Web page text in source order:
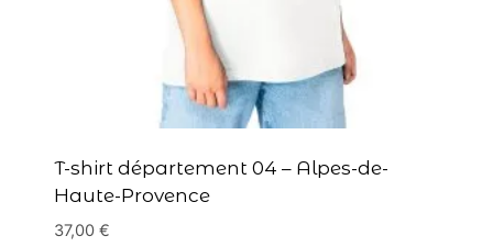
T-shirt département 04 – Alpes-de-
Haute-Provence
37,00 €